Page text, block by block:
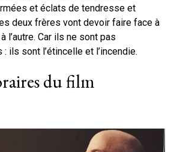
et éclats de tendresse et
deux frères vont devoir faire face à
l’autre. Car ils ne sont pas
ils sont l’étincelle et l’incendie.
du film